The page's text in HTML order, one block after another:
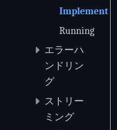
Implementing
Running
エラーハ
ンドリン
グ
ストリー
ミング